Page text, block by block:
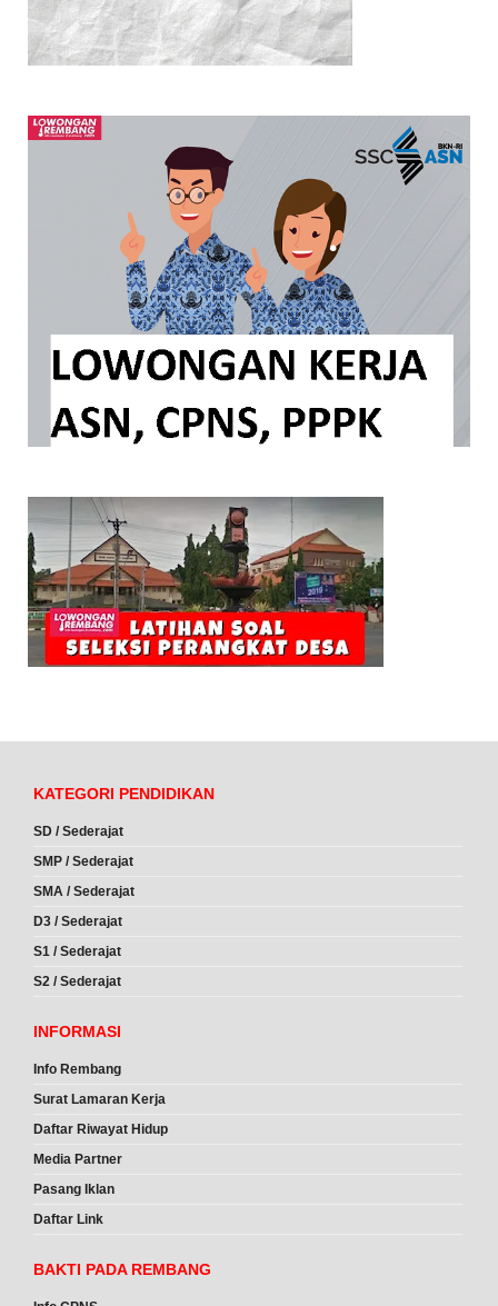
KATEGORI PENDIDIKAN
SD / Sederajat
SMP / Sederajat
SMA / Sederajat
D3 / Sederajat
S1 / Sederajat
S2 / Sederajat
INFORMASI
Info Rembang
Surat Lamaran Kerja
Daftar Riwayat Hidup
Media Partner
Pasang Iklan
Daftar Link
BAKTI PADA REMBANG